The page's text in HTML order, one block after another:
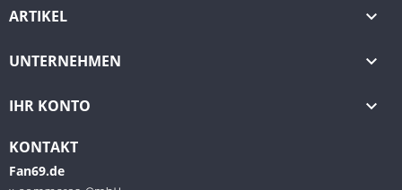
ARTIKEL 
UNTERNEHMEN 
IHR KONTO 
KONTAKT
Fan69.de